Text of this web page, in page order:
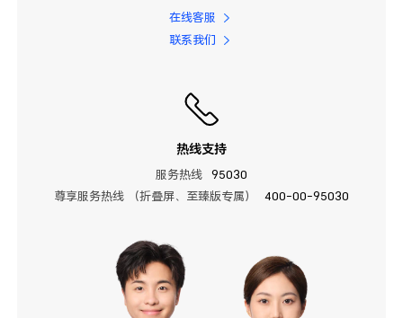
在线客服
联系我们
热线支持
服务热线
95030
尊享服务热线 （折叠屏、至臻版专属）
400-00-95030